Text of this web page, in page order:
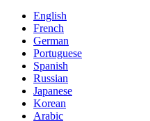
English
French
German
Portuguese
Spanish
Russian
Japanese
Korean
Arabic